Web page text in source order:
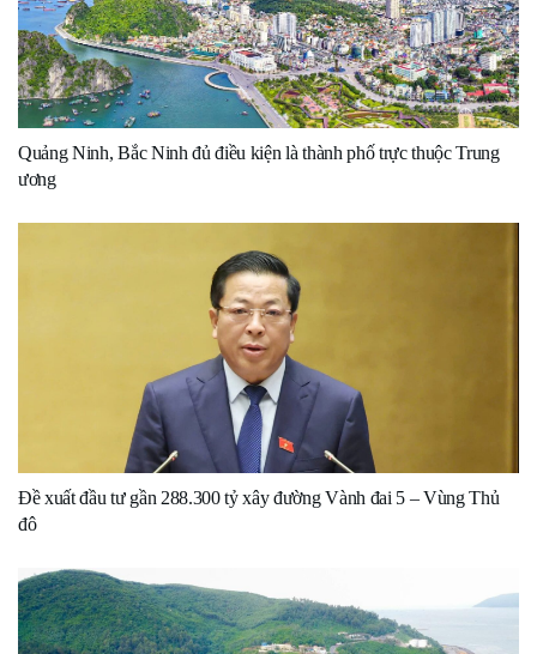
Quảng Ninh, Bắc Ninh đủ điều kiện là thành phố trực thuộc Trung
ương
Đề xuất đầu tư gần 288.300 tỷ xây đường Vành đai 5 – Vùng Thủ
đô